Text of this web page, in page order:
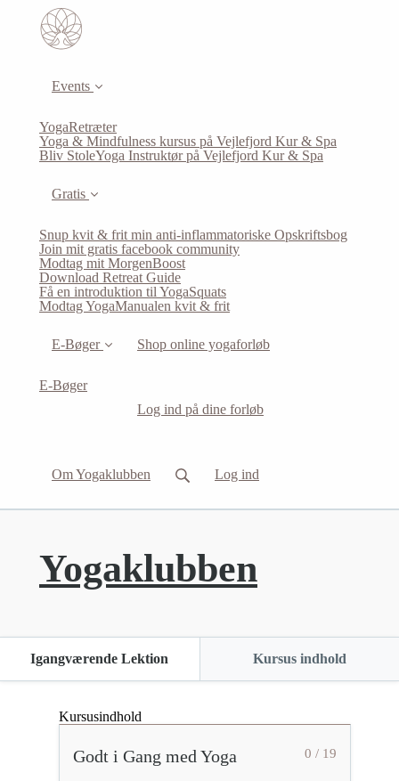
Events
YogaRetræter
Yoga & Mindfulness kursus på Vejlefjord Kur & Spa
Bliv StoleYoga Instruktør på Vejlefjord Kur & Spa
Gratis
Snup kvit & frit min anti-inflammatoriske Opskriftsbog
Join mit gratis facebook community
Modtag mit MorgenBoost
Download Retreat Guide
Få en introduktion til YogaSquats
Modtag YogaManualen kvit & frit
E-Bøger
E-Bøger
Shop online yogaforløb
Log ind på dine forløb
Om Yogaklubben Log ind
Yogaklubben
Igangværende Lektion Kursus indhold
Kursusindhold
0 / 19
Godt i Gang med Yoga